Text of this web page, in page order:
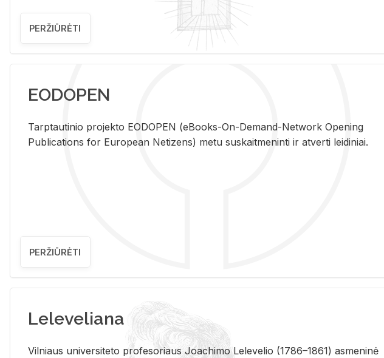
PERŽIŪRĖTI
EODOPEN
Tarp­tau­ti­nio pro­jek­to EO­DO­PEN (eBo­oks-On-De­mand-Ne­twork Ope­ning
Pub­li­ca­tions for Eu­ro­pe­an Ne­ti­zens) metu su­skait­me­nin­ti ir at­ver­ti lei­di­niai.
PERŽIŪRĖTI
Leleveliana
Vil­niaus uni­ver­si­te­to pro­fe­so­riaus Jo­a­chi­mo Le­le­ve­lio (1786–1861) as­me­ni­nė